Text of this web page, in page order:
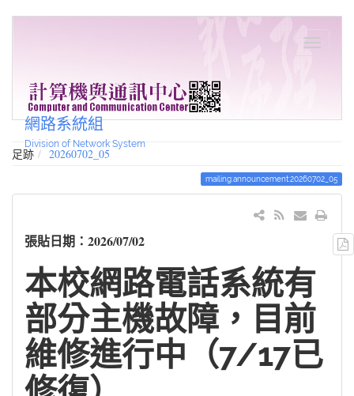
網路系統組
Division of Network System
足跡 20260702_05
mailing:announcement:20260702_05
張貼日期：2026/07/02
本校網路電話系統有
部分主機故障，目前
維修進行中（7/17已